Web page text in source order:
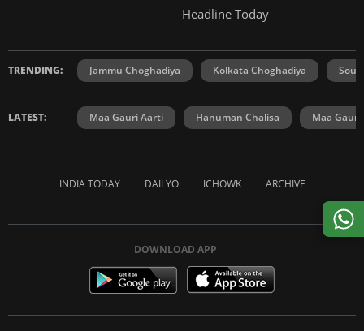
Headline Today
TRENDING: Jammu Choghadiya Kolkata Choghadiya
LATEST: Maa Gauri Aarti Hanuman Chalisa Maa Gauri
INDIA TODAY DAILYO ICHOWK ARCHIVE
DOWNLOAD APP